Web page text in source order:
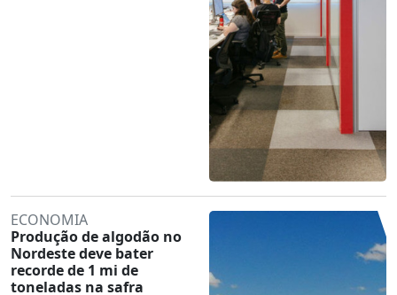
ECONOMIA
Produção de algodão no
Nordeste deve bater
recorde de 1 mi de
toneladas na safra